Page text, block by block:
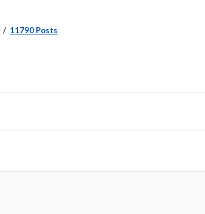
11790 Posts